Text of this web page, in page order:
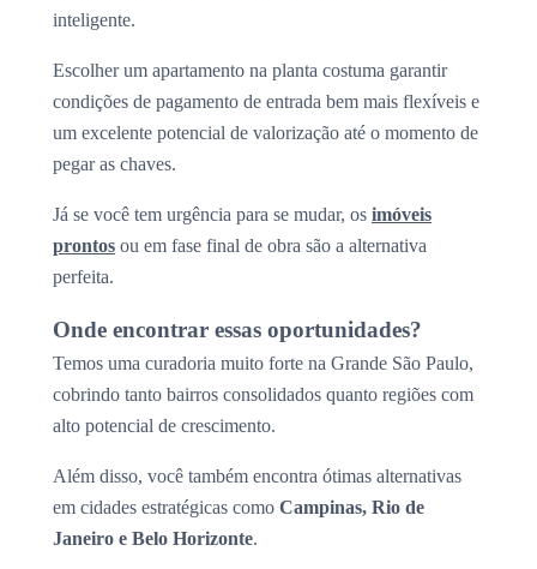
inteligente.
Escolher um apartamento na planta costuma garantir
condições de pagamento de entrada bem mais flexíveis e
um excelente potencial de valorização até o momento de
pegar as chaves.
Já se você tem urgência para se mudar, os imóveis
prontos ou em fase final de obra são a alternativa
perfeita.
Onde encontrar essas oportunidades?
Temos uma curadoria muito forte na Grande São Paulo,
cobrindo tanto bairros consolidados quanto regiões com
alto potencial de crescimento.
Além disso, você também encontra ótimas alternativas
em cidades estratégicas como Campinas, Rio de
Janeiro e Belo Horizonte.